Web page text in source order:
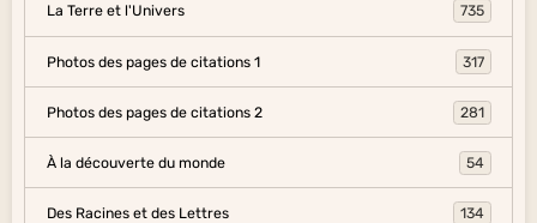
La Terre et l'Univers 735
Photos des pages de citations 1 317
Photos des pages de citations 2 281
À la découverte du monde 54
Des Racines et des Lettres 134